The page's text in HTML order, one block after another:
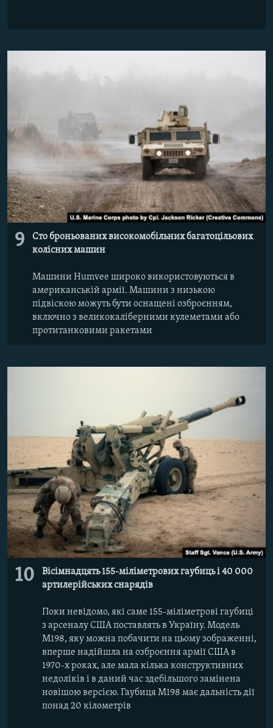
9
Сто броньованих високомобільних багатоцільових
колісних машин
Машини Humvee широко використовуються в
американській армії. Машини з низькою
підвіскою можуть бути оснащені озброєнням,
включно з великокаліберними кулеметами або
протитанковими ракетами
10
Вісімнадцять 155-міліметрових гаубиць і 40 000
артилерійських снарядів
Поки невідомо, які саме 155-міліметрові гаубиці
з арсеналу США поставлять в Україну. Модель
M198, яку можна побачити на цьому зображенні,
вперше надійшла на озброєння армії США в
1970-х роках, але мала кілька конструктивних
недоліків і в даний час здебільшого замінена
новішою версією. Гаубиця М198 має дальність дії
понад 20 кілометрів